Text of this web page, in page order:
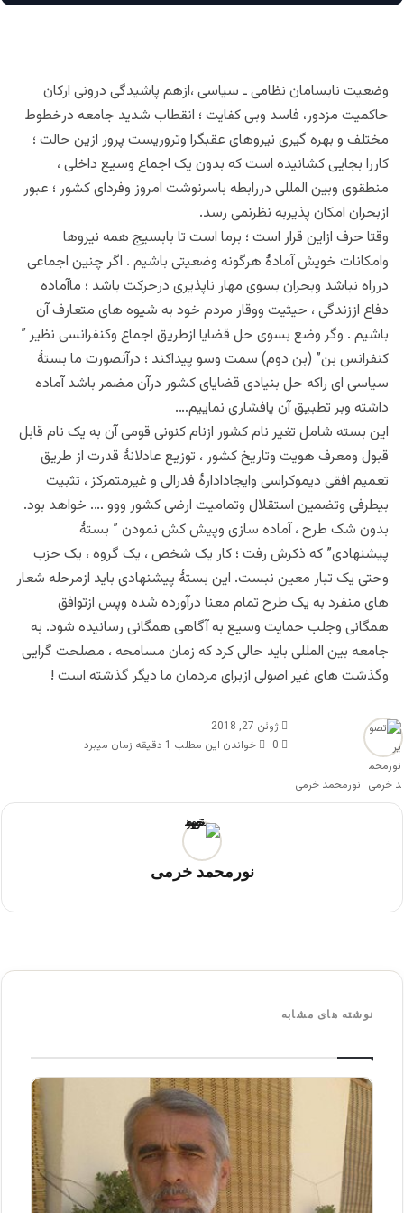
وضعیت نابسامان نظامی ـ سیاسی ،ازهم پاشیدگی درونی ارکان
حاکمیت مزدور، فاسد وبی کفایت ؛ انقطاب شدید جامعه درخطوط
مختلف و بهره گیری نیروهای عقبگرا وتروریست پرور ازین حالت ؛
کاررا بجایی کشانیده است که بدون یک اجماع وسیع داخلی ،
منطقوی وبین المللی دررابطه باسرنوشت امروز وفردای کشور ؛ عبور
ازبحران امکان پذیربه نظرنمی رسد.
وقتا حرف ازاین قرار است ؛ برما است تا بابسیج همه نیروها
وامکانات خویش آمادهٔ هرگونه وضعیتی باشیم . اگر چنین اجماعی
درراه نباشد وبحران بسوی مهار ناپذیری درحرکت باشد ؛ ماآماده
دفاع اززندگی ، حیثیت ووقار مردم خود به شیوه های متعارف آن
باشیم . وگر وضع بسوی حل قضایا ازطریق اجماع وکنفرانسی نظیر ”
کنفرانس بن” (بن دوم) سمت وسو پیداکند ؛ درآنصورت ما بستهٔ
سیاسی ای راکه حل بنیادی قضایای کشور درآن مضمر باشد آماده
داشته وبر تطبیق آن پافشاری نماییم….
این بسته شامل تغیر نام کشور ازنام کنونی قومی آن به یک نام قابل
قبول ومعرف هویت وتاریخ کشور ، توزیع عادلانهٔ قدرت از طریق
تعمیم افقی دیموکراسی وایجادادارهٔ فدرالی و غیرمتمرکز ، تثبیت
بیطرفی وتضمین استقلال وتمامیت ارضی کشور ووو …. خواهد بود.
بدون شک طرح ، آماده سازی وپیش کش نمودن ” بستهٔ
پیشنهادی” که ذکرش رفت ؛ کار یک شخص ، یک گروه ، یک حزب
وحتی یک تبار معین نبست. این بستهٔ پیشنهادی باید ازمرحله شعار
های منفرد به یک طرح تمام معنا درآورده شده وپس ازتوافق
همگانی وجلب حمایت وسیع به آگاهی همگانی رسانیده شود. به
جامعه بین المللی باید حالی کرد که زمان مسامحه ، مصلحت گرایی
وگذشت های غیر اصولی ازبرای مردمان ما دیگر گذشته است !
نورمحمد خرمی
ژوئن 27, 2018
0
خواندن این مطلب 1 دقیقه زمان میبرد
نورمحمد خرمی
نوشته های مشابه